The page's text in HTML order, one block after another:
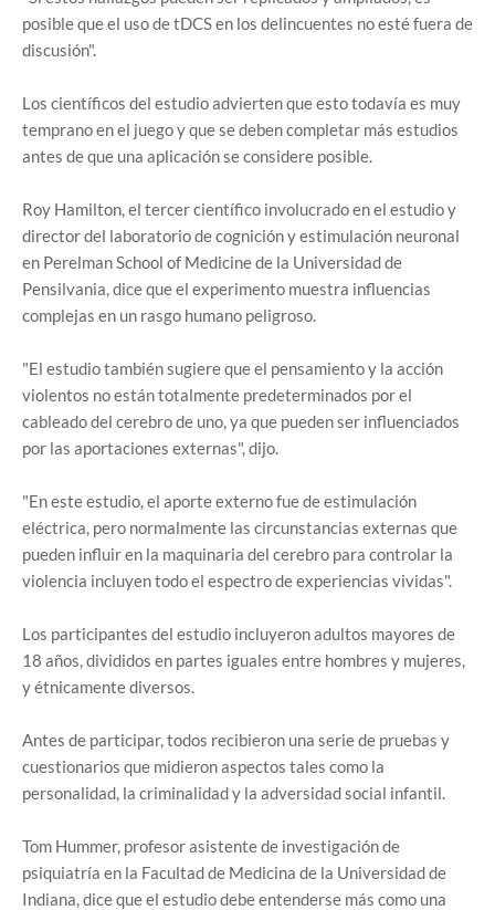
posible que el uso de tDCS en los delincuentes no esté fuera de
discusión".
Los científicos del estudio advierten que esto todavía es muy
temprano en el juego y que se deben completar más estudios
antes de que una aplicación se considere posible.
Roy Hamilton, el tercer científico involucrado en el estudio y
director del laboratorio de cognición y estimulación neuronal
en Perelman School of Medicine de la Universidad de
Pensilvania, dice que el experimento muestra influencias
complejas en un rasgo humano peligroso.
"El estudio también sugiere que el pensamiento y la acción
violentos no están totalmente predeterminados por el
cableado del cerebro de uno, ya que pueden ser influenciados
por las aportaciones externas", dijo.
"En este estudio, el aporte externo fue de estimulación
eléctrica, pero normalmente las circunstancias externas que
pueden influir en la maquinaria del cerebro para controlar la
violencia incluyen todo el espectro de experiencias vividas".
Los participantes del estudio incluyeron adultos mayores de
18 años, divididos en partes iguales entre hombres y mujeres,
y étnicamente diversos.
Antes de participar, todos recibieron una serie de pruebas y
cuestionarios que midieron aspectos tales como la
personalidad, la criminalidad y la adversidad social infantil.
Tom Hummer, profesor asistente de investigación de
psiquiatría en la Facultad de Medicina de la Universidad de
Indiana, dice que el estudio debe entenderse más como una